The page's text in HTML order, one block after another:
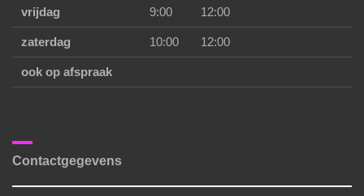
vrijdag 9:00 12:00
zaterdag 10:00 12:00
ook op afspraak
Contactgegevens